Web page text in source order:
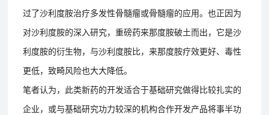
过了沙利度胺治疗多发性骨髓瘤或骨髓瘤的应用。也正因为
对沙利度胺的深入研究，重磅药来那度胺破土而出，它是沙
利度胺的衍生物，与沙利度胺比，来那度胺疗效更好、毒性
更低，致畸风险也大大降低。
笔者认为，此类新药的开发适合于基础研究做得比较扎实的
企业，或与基础研究功力较深的机构合作开发产品将事半功